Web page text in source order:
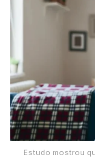
Estudo mostrou